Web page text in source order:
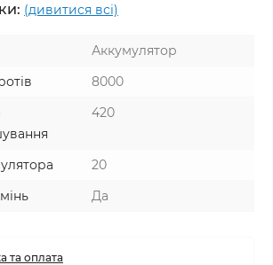
(дивитися всі)
Аккумулятор
8000
420
20
Да
та оплата